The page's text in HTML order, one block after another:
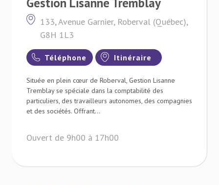
133, Avenue Garnier, Roberval (Québec),
G8H 1L3
Téléphone Itinéraire
Située en plein cœur de Roberval, Gestion Lisanne
Tremblay se spéciale dans la comptabilité des
particuliers, des travailleurs autonomes, des compagnies
et des sociétés. Offrant...
Ouvert de 9h00 à 17h00